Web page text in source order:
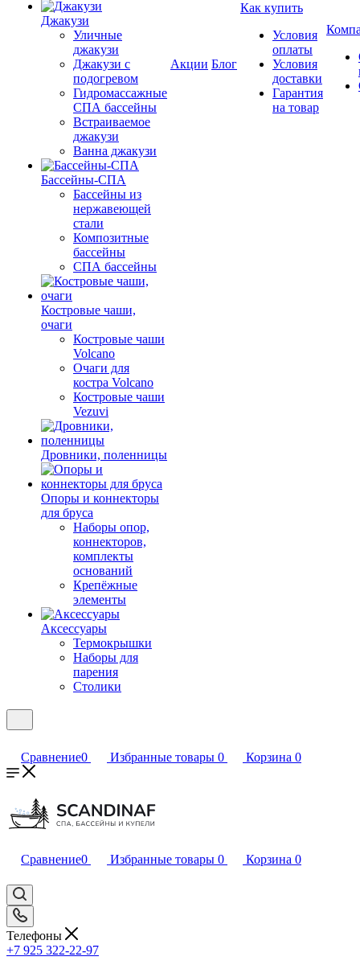
Джакузи
Уличные
джакузи
Джакузи с
подогревом
Гидромассажные
СПА бассейны
Встраиваемое
джакузи
Ванна джакузи
Бассейны-СПА
Бассейны из
нержавеющей
стали
Композитные
бассейны
СПА бассейны
Костровые чаши,
очаги
Костровые чаши
Volcano
Очаги для
костра Volcano
Костровые чаши
Vezuvi
Дровники, поленницы
Опоры и коннекторы
для бруса
Наборы опор,
коннекторов,
комплекты
оснований
Крепёжные
элементы
Аксессуары
Термокрышки
Наборы для
парения
Столики
Акции Блог
Как купить
Условия
оплаты
Условия
доставки
Гарантия
на товар
Сравнение0 Избранные товары 0 Корзина 0
Сравнение0 Избранные товары 0 Корзина 0
Телефоны
+7 925 322-22-97